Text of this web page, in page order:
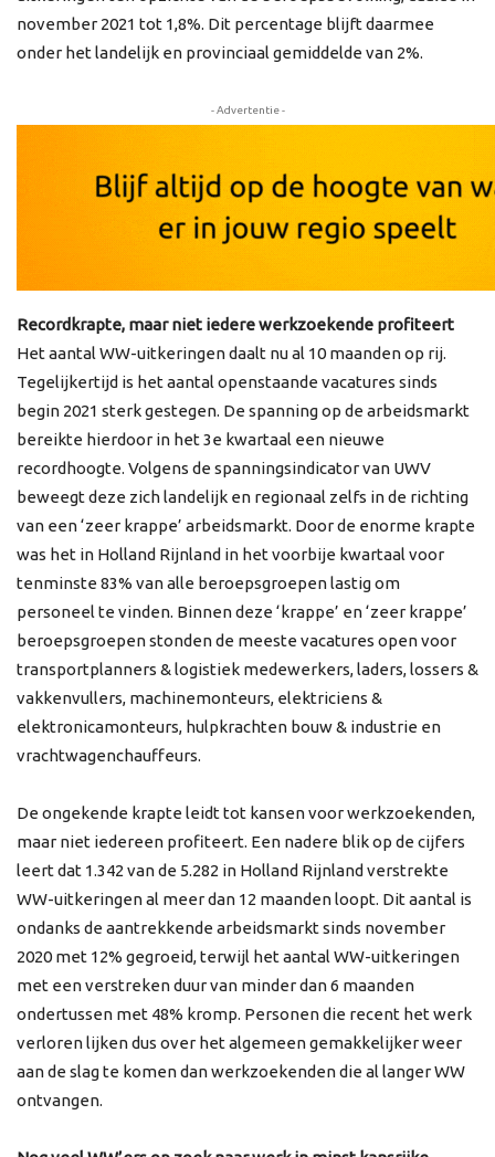
november 2021 tot 1,8%. Dit percentage blijft daarmee
onder het landelijk en provinciaal gemiddelde van 2%.
- Advertentie -
Recordkrapte, maar niet iedere werkzoekende profiteert
Het aantal WW-uitkeringen daalt nu al 10 maanden op rij.
Tegelijkertijd is het aantal openstaande vacatures sinds
begin 2021 sterk gestegen. De spanning op de arbeidsmarkt
bereikte hierdoor in het 3e kwartaal een nieuwe
recordhoogte. Volgens de spanningsindicator van UWV
beweegt deze zich landelijk en regionaal zelfs in de richting
van een ‘zeer krappe’ arbeidsmarkt. Door de enorme krapte
was het in Holland Rijnland in het voorbije kwartaal voor
tenminste 83% van alle beroepsgroepen lastig om
personeel te vinden. Binnen deze ‘krappe’ en ‘zeer krappe’
beroepsgroepen stonden de meeste vacatures open voor
transportplanners & logistiek medewerkers, laders, lossers &
vakkenvullers, machinemonteurs, elektriciens &
elektronicamonteurs, hulpkrachten bouw & industrie en
vrachtwagenchauffeurs.
De ongekende krapte leidt tot kansen voor werkzoekenden,
maar niet iedereen profiteert. Een nadere blik op de cijfers
leert dat 1.342 van de 5.282 in Holland Rijnland verstrekte
WW-uitkeringen al meer dan 12 maanden loopt. Dit aantal is
ondanks de aantrekkende arbeidsmarkt sinds november
2020 met 12% gegroeid, terwijl het aantal WW-uitkeringen
met een verstreken duur van minder dan 6 maanden
ondertussen met 48% kromp. Personen die recent het werk
verloren lijken dus over het algemeen gemakkelijker weer
aan de slag te komen dan werkzoekenden die al langer WW
ontvangen.